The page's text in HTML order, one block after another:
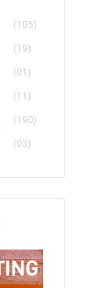
(105)
(19)
(01)
(11)
(190)
(03)